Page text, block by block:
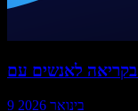
9 בינואר 2026